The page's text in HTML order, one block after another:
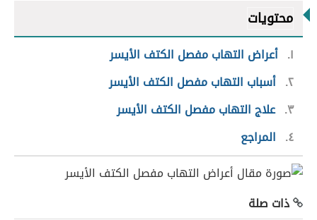
محتويات
١ أعراض التهاب مفصل الكتف الأيسر
٢ أسباب التهاب مفصل الكتف الأيسر
٣ علاج التهاب مفصل الكتف الأيسر
٤
المراجع
ذات صلة